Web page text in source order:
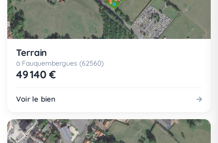
Terrain
à Fauquembergues (62560)
49 140 €
Voir le bien